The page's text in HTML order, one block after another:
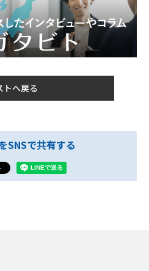
トへ戻る
SNSで共有する